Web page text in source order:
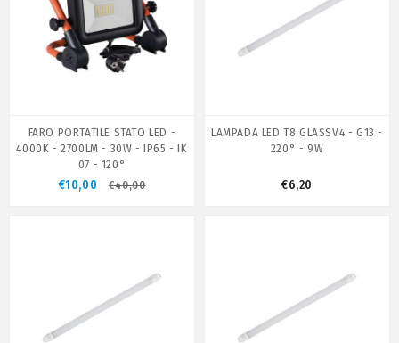
FARO PORTATILE STATO LED -
4000K - 2700LM - 30W - IP65 - IK
07 - 120°
€10,00 €40,00
LAMPADA LED T8 GLASSV4 - G13 -
220° - 9W
€6,20